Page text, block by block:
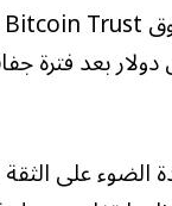
مليون دولار بعد
الضوء على